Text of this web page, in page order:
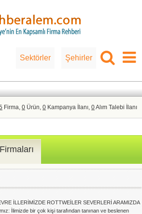
Sektörler Şehirler
Firma, 0 Ürün, 0 Kampanya İlanı, 0Alım Talebi İlanı
İLLERİMİZDE ROTTWEİLER SEVERLERİ ARAMIZDA
İlimizde bir çok kişi tarafından tanınan ve beslenen